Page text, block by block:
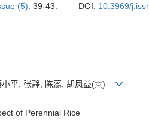
(5): 39-43. DOI: 10.3969/
平, 张静, 陈蕊, 胡凤益( )
of Perennial Rice